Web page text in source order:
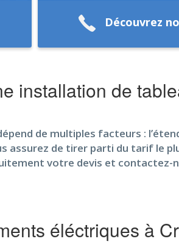
Découvrez
installation de
de multiples facteurs :
de tirer parti du tarif le
votre devis et contactez-
éléctriques à